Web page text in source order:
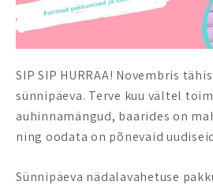
SIP SIP HURRAA! Novembris
sünnipäeva. Terve kuu vältel
auhinnamängud, baarides on
ning oodata on põnevaid
Sünnipäeva nädalavahetuse